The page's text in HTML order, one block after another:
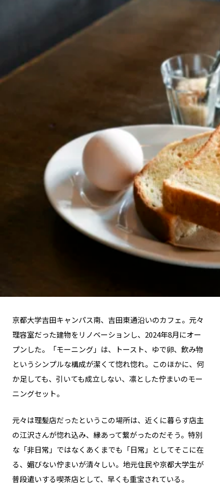
京都大学吉田キャンパス南、吉田東通沿いのカフェ。元々
理容室だった建物をリノベーションし、2024年8月にオー
プンした。「モーニング」は、トースト、ゆで卵、飲み物
というシンプルな構成が潔くて惚れ惚れ。このほかに、何
か足しても、引いても成立しない、凛とした佇まいのモー
ニングセット。
元々は理髪店だったというこの場所は、近くに暮らす店主
の江沢さんが惚れ込み、縁あって繋がったのだそう。特別
な「非日常」ではなくあくまでも「日常」としてそこに在
る、媚びない佇まいが清々しい。地元住民や京都大学生が
普段遣いする喫茶店として、早くも重宝されている。